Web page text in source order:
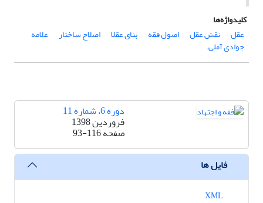
کلیدواژه‌ها
عقل
نقش عقل اصول فقه بنای عقلا اصلاح ساختار علامه
جوادی آملی.
دوره 6، شماره 11
فروردین 1398
صفحه93-116
فایل ها